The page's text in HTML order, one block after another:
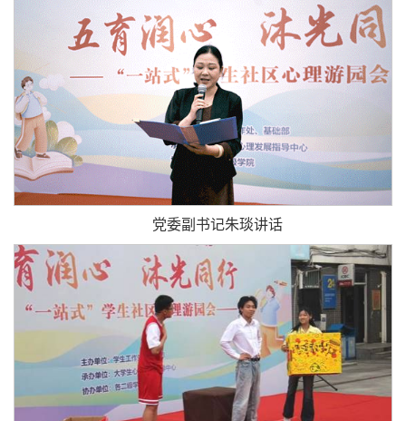
党委副书记朱琰讲话